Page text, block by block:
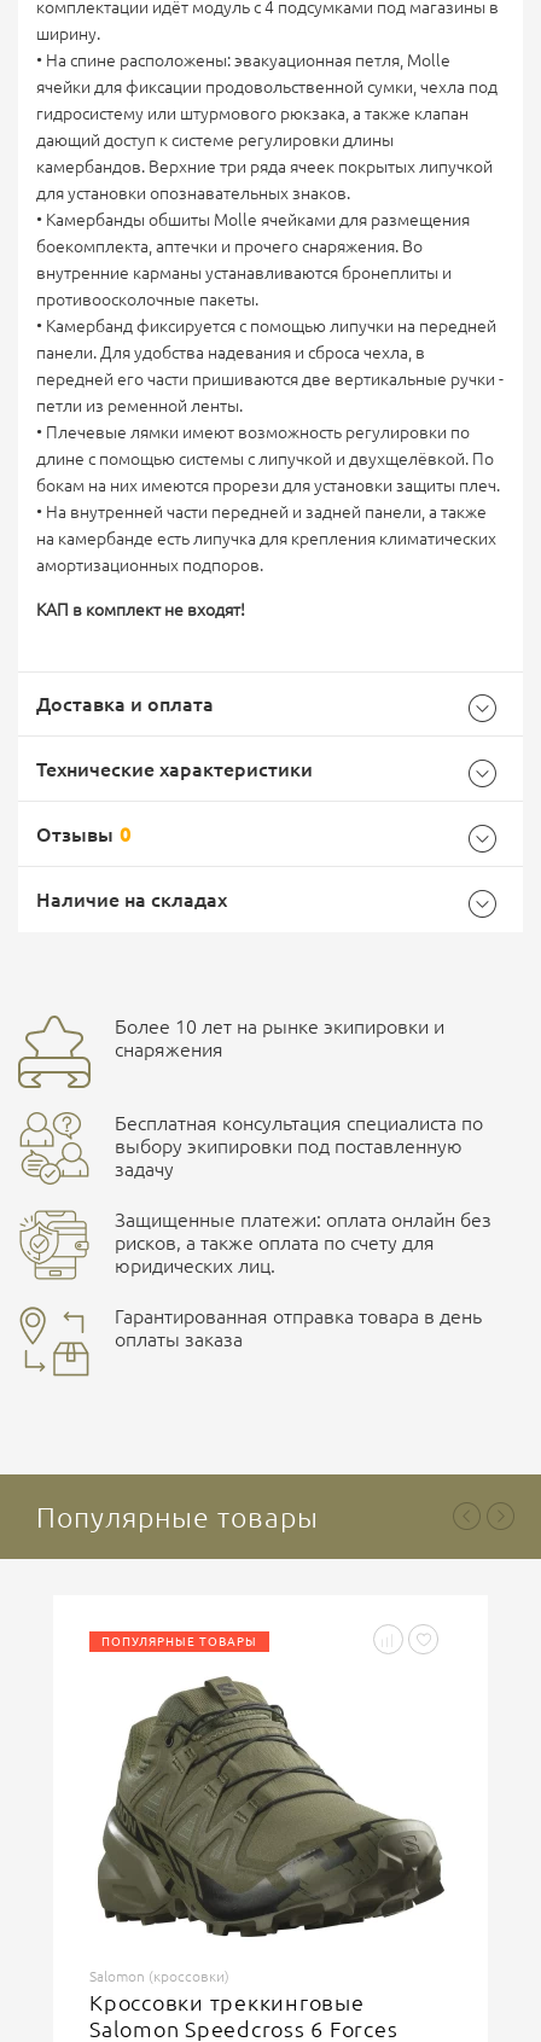
комплектации идёт модуль с 4 подсумками под магазины в
ширину.
• На спине расположены: эвакуационная петля, Molle
ячейки для фиксации продовольственной сумки, чехла под
гидросистему или штурмового рюкзака, а также клапан
дающий доступ к системе регулировки длины
камербандов. Верхние три ряда ячеек покрытых липучкой
для установки опознавательных знаков.
• Камербанды обшиты Molle ячейками для размещения
боекомплекта, аптечки и прочего снаряжения. Во
внутренние карманы устанавливаются бронеплиты и
противоосколочные пакеты.
• Камербанд фиксируется с помощью липучки на передней
панели. Для удобства надевания и сброса чехла, в
передней его части пришиваются две вертикальные ручки -
петли из ременной ленты.
• Плечевые лямки имеют возможность регулировки по
длине с помощью системы с липучкой и двухщелёвкой. По
бокам на них имеются прорези для установки защиты плеч.
• На внутренней части передней и задней панели, а также
на камербанде есть липучка для крепления климатических
амортизационных подпоров.
КАП в комплект не входят!
Доставка и оплата
Доставка Почтой России
EMS Почта России
Доставка курьерской службой СДЭК -
Наличные при самовывозе
подготовки счета.
Технические характеристики
Страна производитель Россия
Отзывы 0
Введите код, указанный на картинке
ОСТАВИТЬ ОТЗЫВ
Наличие на складах
улица Маяковского, 10
ПОДРОБНЕЕ О СКЛАДЕ
Более 10 лет на рынке экипировки и
снаряжения
Бесплатная консультация специалиста по
выбору экипировки под поставленную
задачу
Защищенные платежи: оплата онлайн без
рисков, а также оплата по счету для
юридических лиц.
Гарантированная отправка товара в день
оплаты заказа
Популярные товары
ПОПУЛЯРНЫЕ ТОВАРЫ
Salomon (кроссовки)
Кроссовки треккинговые
Salomon Speedcross 6 Forces